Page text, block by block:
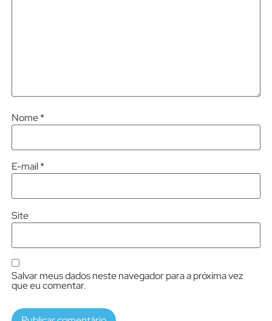
Nome*
E-mail*
Site
Salvar meus dados neste navegador para a próxima vez
que eu comentar.